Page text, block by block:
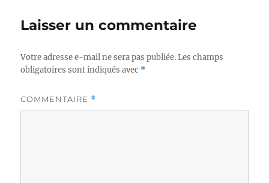
Laisser un commentaire
Votre adresse e-mail ne sera pas publiée. Les champs
obligatoires sont indiqués avec *
COMMENTAIRE *